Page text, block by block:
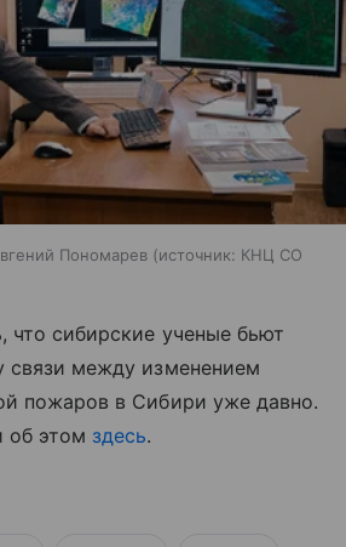
Пономарев источник: КНЦ СО
что сибирские ученые бьют
связи между изменением
пожаров в Сибири уже давно.
об этом здесь.